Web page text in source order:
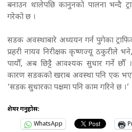
बनाउन थालेपछि कानुनको पालना भन्दै
गरेको छ ।
सडक अवस्थाबारे अध्ययन गर्न पुगेका
प्रहरी नायव निरीक्षक कृष्णज्यू ठकुरीले
पायौँ, अब छिट्टै आवश्यक सुधार गर्ने छौँ
कारण सडकको खराब अवस्था पनि एक
‘सडक सुधारका पक्षमा पनि काम गरिने छ ।’
शेयर गर्नुहोस:
WhatsApp